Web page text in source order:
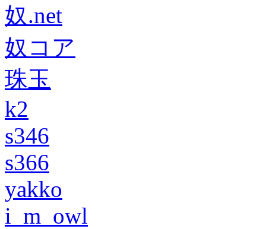
奴.net
奴コア
珠玉
k2
s346
s366
yakko
i_m_owl